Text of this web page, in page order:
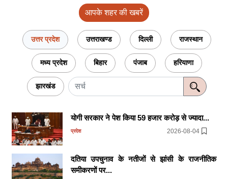
आपके शहर की खबरें
उत्तर प्रदेश उत्तराखण्ड दिल्ली राजस्थान
मध्य प्रदेश बिहार पंजाब हरियाणा
झारखंड
योगी सरकार ने पेश किया 59 हजार करोड़ से ज्यादा...
प्रदेश 2026-08-04
दतिया उपचुनाव के नतीजों से झांसी के राजनीतिक
समीकरणों पर...